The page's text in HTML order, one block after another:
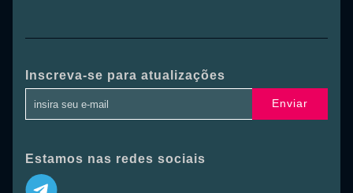
Inscreva-se para atualizações
Enviar
Estamos nas redes sociais